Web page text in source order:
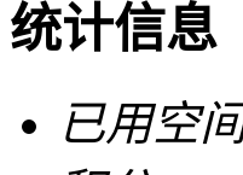
统计信息
已用空